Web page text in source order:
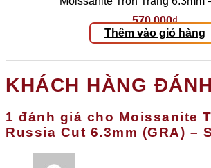
570.000₫
Thêm vào giỏ hàng
KHÁCH HÀNG
1 đánh giá cho Moissanite
Russia Cut 6.3mm (GRA) –